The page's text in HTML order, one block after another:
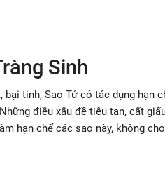
Sinh
tinh, Sao Tử có tác dụng hạn
điều xấu đề tiêu tan, cất
hạn chế các sao này, không